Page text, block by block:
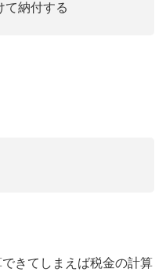
て納付する
きてしまえば税金の計算